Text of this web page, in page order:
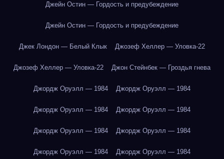
Джейн Остин — Гордость и предубеждение
Джейн Остин — Гордость и предубеждение
Джек Лондон — Белый Клык Джозеф Хеллер — Уловка-22
Джозеф Хеллер — Уловка-22 Джон Стейнбек — Гроздья гнева
Джордж Оруэлл — 1984 Джордж Оруэлл — 1984
Джордж Оруэлл — 1984 Джордж Оруэлл — 1984
Джордж Оруэлл — 1984 Джордж Оруэлл — 1984
Джордж Оруэлл — 1984 Джордж Оруэлл — 1984